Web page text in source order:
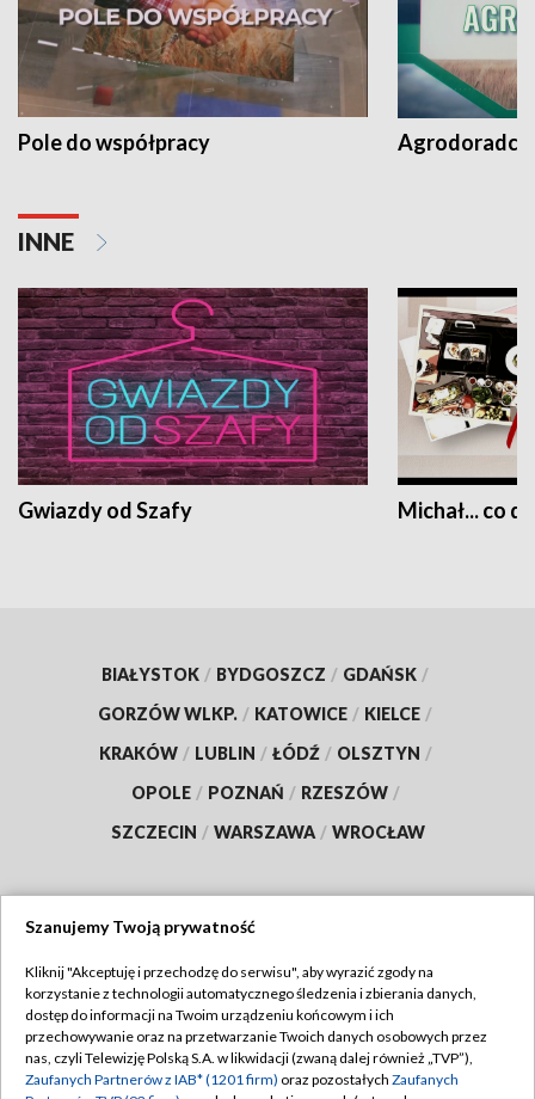
Pole do współpracy Agrodoradcy
INNE
Gwiazdy od Szafy Michał... co
BIAŁYSTOK / BYDGOSZCZ / GDAŃSK /
GORZÓW WLKP. / KATOWICE / KIELCE /
KRAKÓW / LUBLIN / ŁÓDŹ / OLSZTYN /
OPOLE / POZNAŃ / RZESZÓW /
SZCZECIN / WARSZAWA / WROCŁAW
TVP
Abonament TVP
Emisja w TVP
Regulamin TVP
Polityka prywatności
Szanujemy Twoją prywatność
Kliknij "Akceptuję i przechodzę do serwisu", aby wyrazić zgody na
korzystanie z technologii automatycznego śledzenia i zbierania danych,
dostęp do informacji na Twoim urządzeniu końcowym i ich
przechowywanie oraz na przetwarzanie Twoich danych osobowych przez
nas, czyli Telewizję Polską S.A. w likwidacji (zwaną dalej również „TVP”),
Zaufanych Partnerów z IAB* (1201 firm) oraz pozostałych Zaufanych